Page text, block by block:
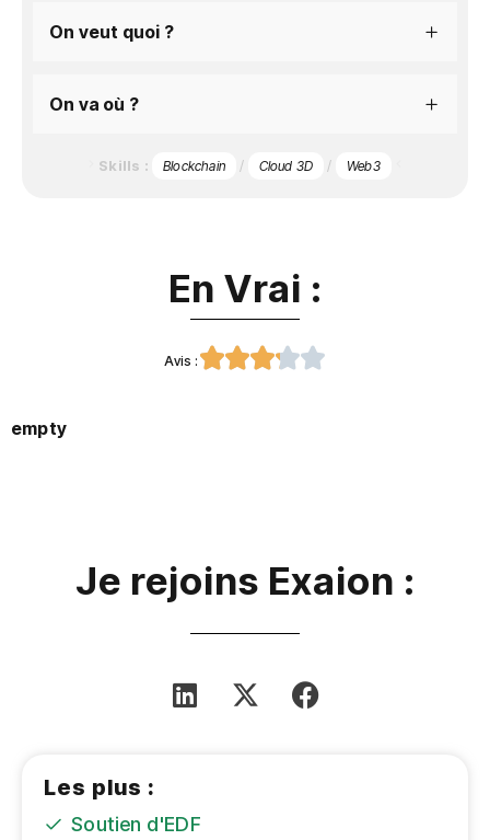
On veut quoi ?
On va où ?
Skills : Blockchain / Cloud 3D / Web3
En Vrai :
Avis : 
empty
Je rejoins Exaion :
Les plus :
Soutien d'EDF